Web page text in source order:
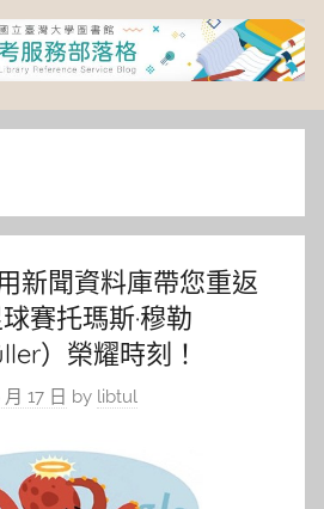
新聞資料庫帶您重返
賽托瑪斯·穆勒
）榮耀時刻！
17 日 by libtul